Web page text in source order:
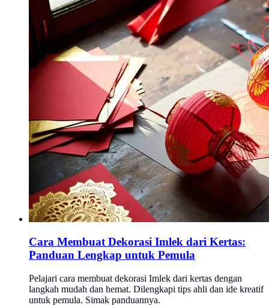
Cara Membuat Dekorasi Imlek dari Kertas:
Panduan Lengkap untuk Pemula
Pelajari cara membuat dekorasi Imlek dari kertas dengan
langkah mudah dan hemat. Dilengkapi tips ahli dan ide kreatif
untuk pemula. Simak panduannya.